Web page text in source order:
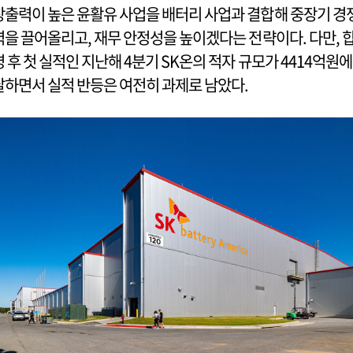
출력이 높은 윤활유 사업을 배터리 사업과 결합해 중장기 경
을 끌어올리고, 재무 안정성을 높이겠다는 전략이다. 다만,
후 첫 실적인 지난해 4분기 SK온의 적자 규모가 4414억원에
하면서 실적 반등은 여전히 과제로 남았다.